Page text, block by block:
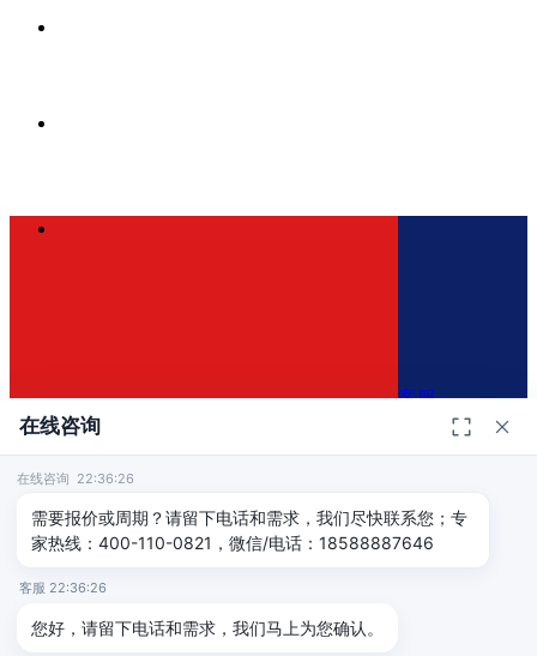
400-110-0821
客服
免费咨询方案
在线咨询
在线咨询 22:36:26
需要报价或周期？请留下电话和需求，我们尽快联系您；专
家热线：400-110-0821，微信/电话：18588887646
客服 22:36:26
您好，请留下电话和需求，我们马上为您确认。